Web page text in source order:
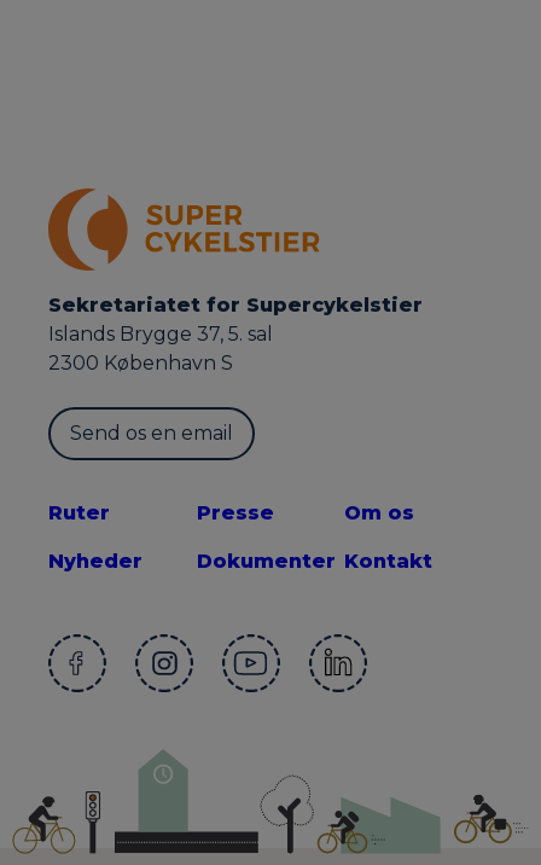
Sekretariatet for Supercykelstier
Islands Brygge 37, 5. sal
2300 København S
Send os en email
Ruter
Nyheder
Presse
Dokumenter
Om os
Kontakt